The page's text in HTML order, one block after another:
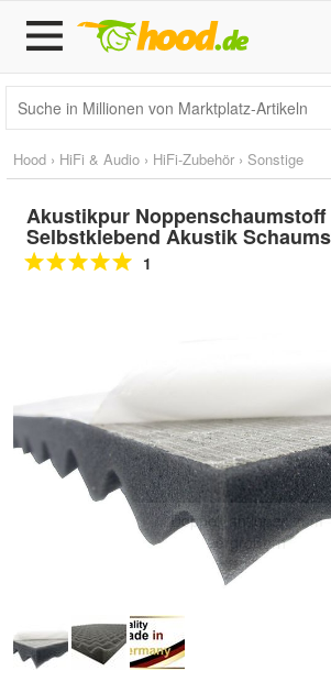
Hood › HiFi & Audio › HiFi-Zubehör › Sonstige
Akustikpur Noppenschaumstoff
Selbstklebend Akustik
1
Doppelt antippen zum
vergrößern